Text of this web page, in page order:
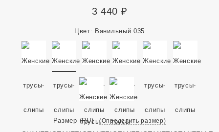
3 440 ₽
Цвет: Ванильный 035
Размер (RU) (Определить размер)